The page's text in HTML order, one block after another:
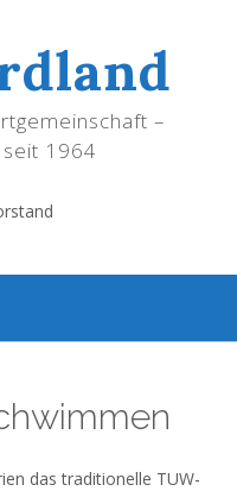
–
1964
das traditionelle TUW-